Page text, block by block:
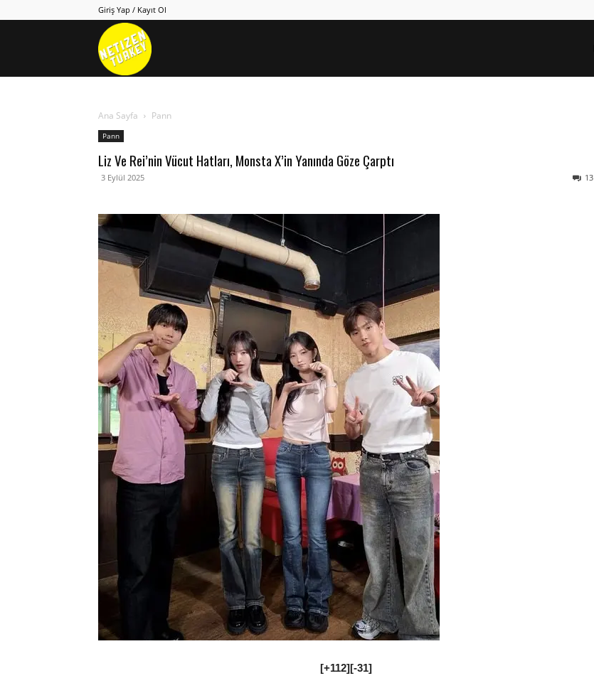
Giriş Yap / Kayıt Ol
Netizen
Ana Sayfa Pann
Pann
Liz Ve Rei’nin Vücut Hatları, Monsta X’in Yanında Göze Çarptı
3 Eylül 2025 13
[+112][-31]